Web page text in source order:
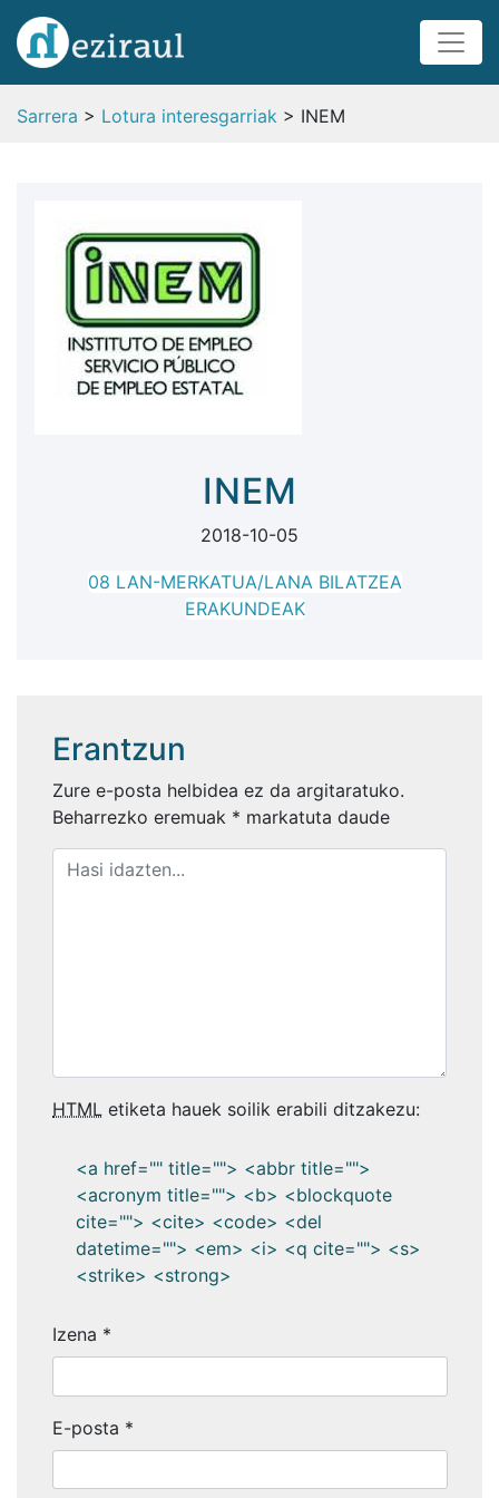
Sarrera > Lotura interesgarriak > INEM
INEM
2018-10-05
08 LAN-MERKATUA/LANA BILATZEA
ERAKUNDEAK
Erantzun
Zure e-posta helbidea ez da argitaratuko.
Beharrezko eremuak * markatuta daude
HTML etiketa hauek soilik erabili ditzakezu:
<a href="" title=""> <abbr title="">
<acronym title=""> <b> <blockquote
cite=""> <cite> <code> <del
datetime=""> <em> <i> <q cite=""> <s>
<strike> <strong>
Izena *
E-posta *